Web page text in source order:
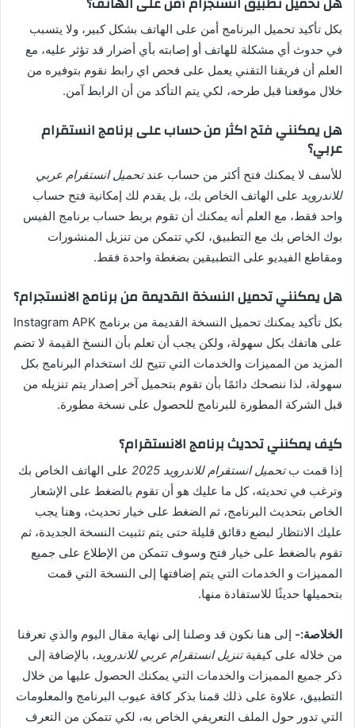
بكل تأكيد تحميل البرنامج أمن على الهاتف بشكل كبير، ولا يتسبب
في حدوث أي مشكلة للهاتف أو إصابته بأي أضرار قد تؤثر عليه، مع
العلم أن فريقنا التقني يعمل على فحص اي رابط نقوم بتوفيره من
خلال موقعنا قبل طرحه، لكي يتم التأكد من أن الرابط آمن.
هل يمكنني فتح اكثر من حساب على برنامج انستقرام
عربي؟
للأسف لا يمكنك فتح أكثر من حساب عندتحميل انستقرام عربي
للاندرويد على الهاتف الخاص بك، بل يقدم لك إمكانية فتح حساب
واحد فقط، مع العلم أنه يمكنك أن تقوم بربط حساب برنامج الفيس
بوك الخاص بك مع التطبيق، لكي تتمكن من تنزيل المنشورات
ومقاطع الفيديو على التطبيقين بضغطة واحدة فقط.
هل يمكنني تحميل النسخة القديمة من برنامج الانستجرام؟
بكل تأكيد يمكنك تحميل النسخة القديمة من برنامج Instagram APK
على هاتفك بكل سهولة، ولكن يجب أن تعلم بأن النسخ القيمة لا تضم
المزيد من المميزات والخدمات التي تتيح لك استخدام البرنامج بكل
سهولة، لذا ننصحك دائمًا بأن تقوم بتحميل آخر إصدار يتم تنزيله من
قبل الشركة المطورة للبرنامج للحصول على نسخة مطورة.
كيف يمكنني تحديث برنامج الانستقرام؟
إذا قمت بتحميل انستقرام للاندرويد 2025
على الهاتف الخاص بك
وترغب في تحديثه، كل ما عليك هو أن تقوم بالضغط على الإشعار
الخاص بتحديث البرنامج، ثم الضغط على خيار تحديث، وهنا يجب
عليك الانتظار لبضع دقائق قليلة حتى يتم تثبيت النسخة الجديدة، ثم
تقوم بالضغط على خيار فتح وسوف تتمكن من الإطلاع على جميع
المميزات و الخدمات التي يتم إضافتها إلى النسخة التي قمت
بتحميلها حديثًا للاستفادة منها.
الخلاصة:- إلى هنا نكون قد وصلنا إلى نهاية مقال اليوم والذي تعرفنا
من خلاله على كيفيةتنزيل انستقرام عربي للاندرويد، بالإضافة إلى
ذكر جميع المميزات والخدمات التي يمكنك الحصول عليها من خلال
التطبيق، علاوة على ذلك قمنا بذكر كافة عيوب البرنامج والمعلومات
التي تدور حول الملف التعريفي الخاص به، لكي تتمكن من التعرف